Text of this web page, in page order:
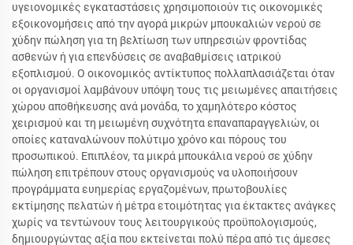
υγειονομικές εγκαταστάσεις χρησιμοποιούν τις οικονομικές
εξοικονομήσεις από την αγορά μικρών μπουκαλιών νερού σε
χύδην πώληση για τη βελτίωση των υπηρεσιών φροντίδας
ασθενών ή για επενδύσεις σε αναβαθμίσεις ιατρικού
εξοπλισμού. Ο οικονομικός αντίκτυπος πολλαπλασιάζεται όταν
οι οργανισμοί λαμβάνουν υπόψη τους τις μειωμένες απαιτήσεις
χώρου αποθήκευσης ανά μονάδα, το χαμηλότερο κόστος
χειρισμού και τη μειωμένη συχνότητα επαναπαραγγελιών, οι
οποίες καταναλώνουν πολύτιμο χρόνο και πόρους του
προσωπικού. Επιπλέον, τα μικρά μπουκάλια νερού σε χύδην
πώληση επιτρέπουν στους οργανισμούς να υλοποιήσουν
προγράμματα ευημερίας εργαζομένων, πρωτοβουλίες
εκτίμησης πελατών ή μέτρα ετοιμότητας για έκτακτες ανάγκες
χωρίς να τεντώνουν τους λειτουργικούς προϋπολογισμούς,
δημιουργώντας αξία που εκτείνεται πολύ πέρα από τις άμεσες